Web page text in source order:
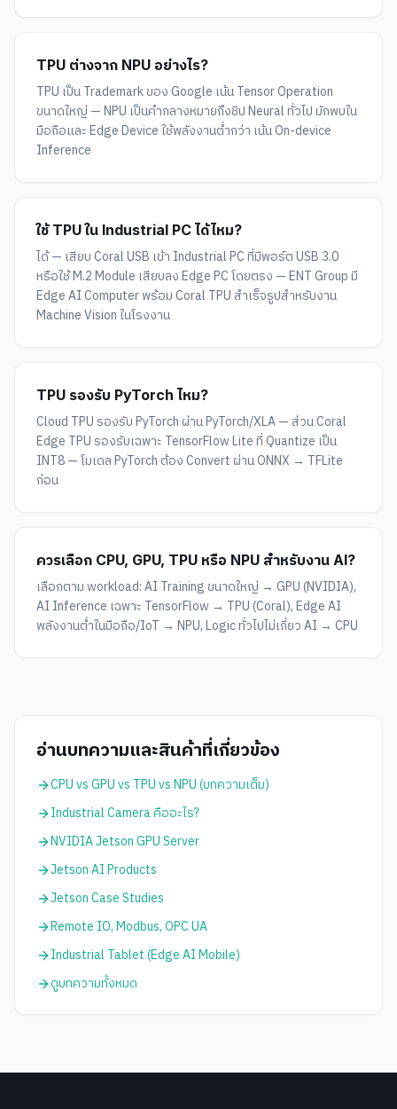
TPU ต่างจาก NPU อย่างไร?
TPU เป็น Trademark ของ Google เน้น Tensor Operation
ขนาดใหญ่ — NPU เป็นคำกลางหมายถึงชิป Neural ทั่วไป มักพบใน
มือถือและ Edge Device ใช้พลังงานต่ำกว่า เน้น On-device
Inference
ใช้ TPU ใน Industrial PC ได้ไหม?
ได้ — เสียบ Coral USB เข้า Industrial PC ที่มีพอร์ต USB 3.0
หรือใช้ M.2 Module เสียบลง Edge PC โดยตรง — ENT Group มี
Edge AI Computer พร้อม Coral TPU สำเร็จรูปสำหรับงาน
Machine Vision ในโรงงาน
TPU รองรับ PyTorch ไหม?
Cloud TPU รองรับ PyTorch ผ่าน PyTorch/XLA — ส่วน Coral
Edge TPU รองรับเฉพาะ TensorFlow Lite ที่ Quantize เป็น
INT8 — โมเดล PyTorch ต้อง Convert ผ่าน ONNX → TFLite
ก่อน
ควรเลือก CPU, GPU, TPU หรือ NPU สำหรับงาน AI?
เลือกตาม workload: AI Training ขนาดใหญ่ → GPU (NVIDIA),
AI Inference เฉพาะ TensorFlow → TPU (Coral), Edge AI
พลังงานต่ำในมือถือ/IoT → NPU, Logic ทั่วไปไม่เกี่ยว AI → CPU
อ่านบทความและสินค้าที่เกี่ยวข้อง
CPU vs GPU vs TPU vs NPU (บทความเต็ม)
Industrial Camera คืออะไร?
NVIDIA Jetson GPU Server
Jetson AI Products
Jetson Case Studies
Remote IO, Modbus, OPC UA
Industrial Tablet (Edge AI Mobile)
ดูบทความทั้งหมด